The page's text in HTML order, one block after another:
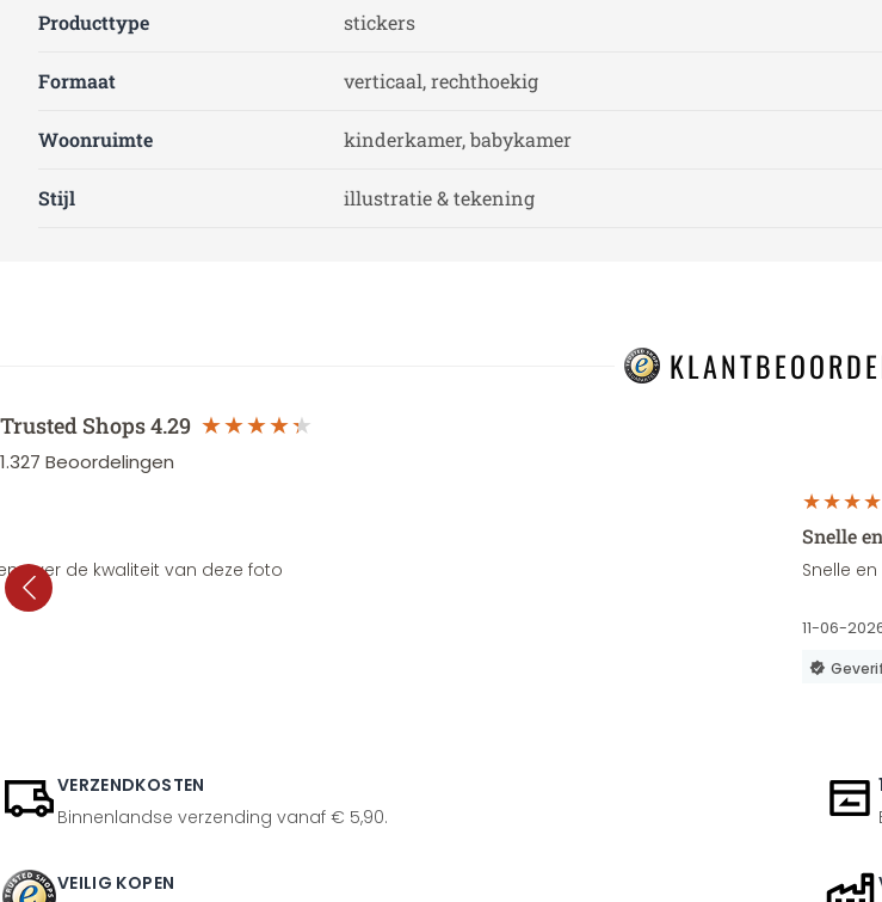
Producttype stickers
Formaat verticaal, rechthoekig
Woonruimte kinderkamer, babykamer
Stijl illustratie & tekening
Trusted Shops4.29
1.327 Beoordelingen
over de kwaliteit van deze foto
Snelle
Snelle
11-06-
VERZENDKOSTEN
Binnenlandse verzending vanaf € 5,90.
VEILIG KOPEN